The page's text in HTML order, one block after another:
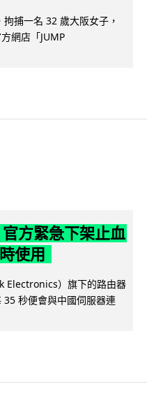
捕一名 32 歲大阪女子，
網店「JUMP
方緊急下架止血
使用
Electronics）旗下的路由器
秒便會與中國伺服器連